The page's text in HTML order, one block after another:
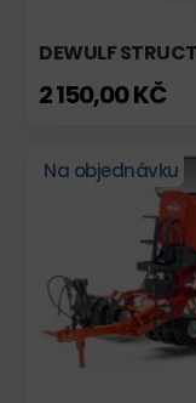
DEWULF
2 150,00 KČ
Na objednávku